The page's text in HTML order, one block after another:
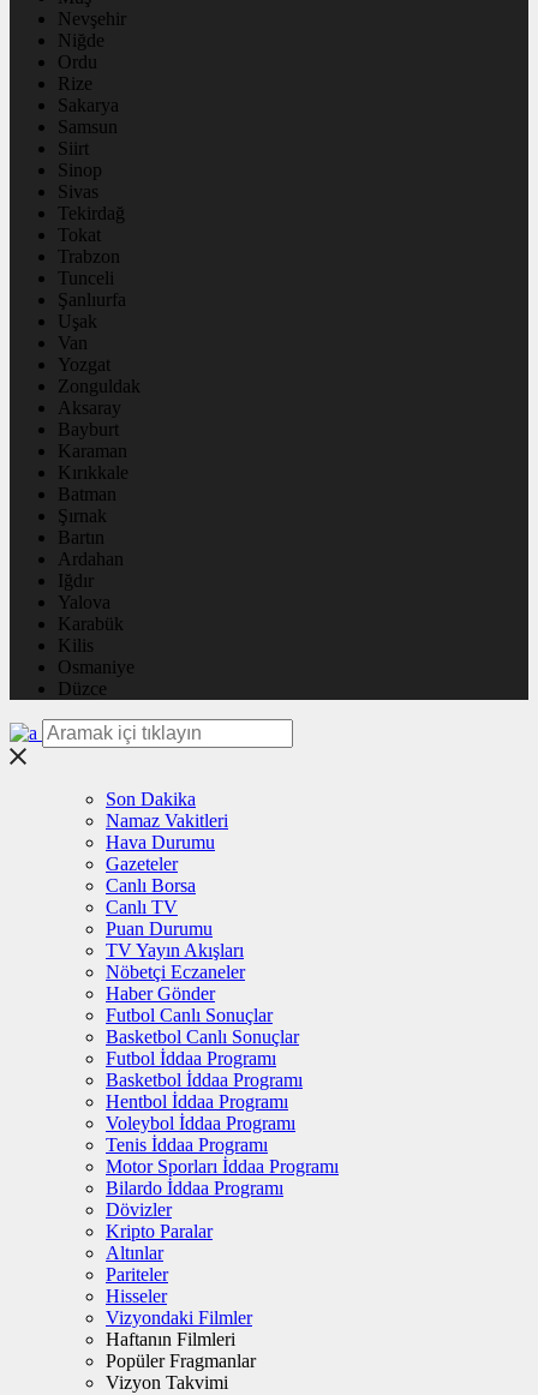
Nevşehir
Niğde
Ordu
Rize
Sakarya
Samsun
Siirt
Sinop
Sivas
Tekirdağ
Tokat
Trabzon
Tunceli
Şanlıurfa
Uşak
Van
Yozgat
Zonguldak
Aksaray
Bayburt
Karaman
Kırıkkale
Batman
Şırnak
Bartın
Ardahan
Iğdır
Yalova
Karabük
Kilis
Osmaniye
Düzce
Son Dakika
Namaz Vakitleri
Hava Durumu
Gazeteler
Canlı Borsa
Canlı TV
Puan Durumu
TV Yayın Akışları
Nöbetçi Eczaneler
Haber Gönder
Futbol Canlı Sonuçlar
Basketbol Canlı Sonuçlar
Futbol İddaa Programı
Basketbol İddaa Programı
Hentbol İddaa Programı
Voleybol İddaa Programı
Tenis İddaa Programı
Motor Sporları İddaa Programı
Bilardo İddaa Programı
Dövizler
Kripto Paralar
Altınlar
Pariteler
Hisseler
Vizyondaki Filmler
Haftanın Filmleri
Popüler Fragmanlar
Vizyon Takvimi